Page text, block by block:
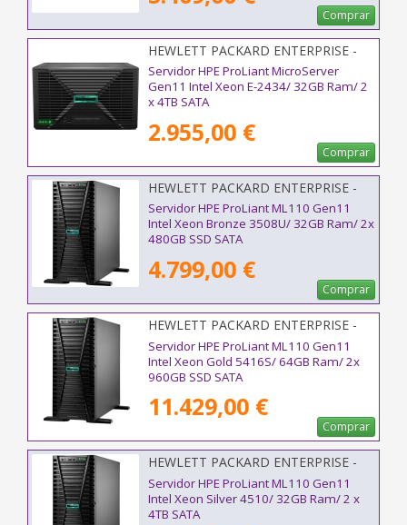
Comprar
HEWLETT PACKARD ENTERPRISE -
P75207-425
Servidor HPE ProLiant MicroServer
Gen11 Intel Xeon E-2434/ 32GB Ram/ 2
x 4TB SATA
2.955,00 €
Comprar
HEWLETT PACKARD ENTERPRISE -
P81774-425
Servidor HPE ProLiant ML110 Gen11
Intel Xeon Bronze 3508U/ 32GB Ram/ 2x
480GB SSD SATA
4.799,00 €
Comprar
HEWLETT PACKARD ENTERPRISE -
P84637-425
Servidor HPE ProLiant ML110 Gen11
Intel Xeon Gold 5416S/ 64GB Ram/ 2x
960GB SSD SATA
11.429,00 €
Comprar
HEWLETT PACKARD ENTERPRISE -
P77234-425
Servidor HPE ProLiant ML110 Gen11
Intel Xeon Silver 4510/ 32GB Ram/ 2 x
4TB SATA